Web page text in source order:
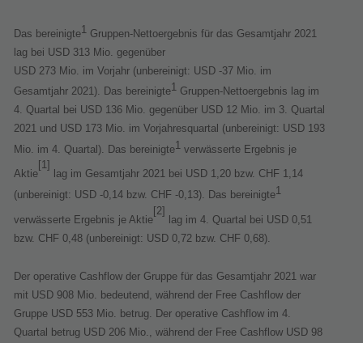
Das bereinigte1 Gruppen-Nettoergebnis für das Gesamtjahr 2021
lag bei USD 313 Mio. gegenüber
USD 273 Mio. im Vorjahr (unbereinigt: USD -37 Mio. im
Gesamtjahr 2021). Das bereinigte1 Gruppen-Nettoergebnis lag im
4. Quartal bei USD 136 Mio. gegenüber USD 12 Mio. im 3. Quartal
2021 und USD 173 Mio. im Vorjahresquartal (unbereinigt: USD 193
Mio. im 4. Quartal). Das bereinigte1 verwässerte Ergebnis je
Aktie
[1]
lag im Gesamtjahr 2021 bei USD 1,20 bzw. CHF 1,14
(unbereinigt: USD -0,14 bzw. CHF -0,13). Das bereinigte1
verwässerte Ergebnis je Aktie
[2]
lag im 4. Quartal bei USD 0,51
bzw. CHF 0,48 (unbereinigt: USD 0,72 bzw. CHF 0,68).
Der operative Cashflow der Gruppe für das Gesamtjahr 2021 war
mit USD 908 Mio. bedeutend, während der Free Cashflow der
Gruppe USD 553 Mio. betrug. Der operative Cashflow im 4.
Quartal betrug USD 206 Mio., während der Free Cashflow USD 98